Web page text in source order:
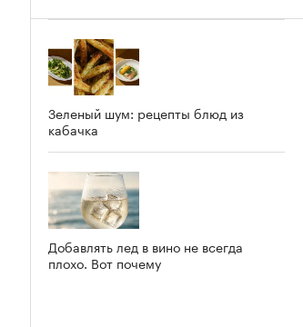
Зеленый шум: рецепты блюд из
кабачка
Добавлять лед в вино не всегда
плохо. Вот почему